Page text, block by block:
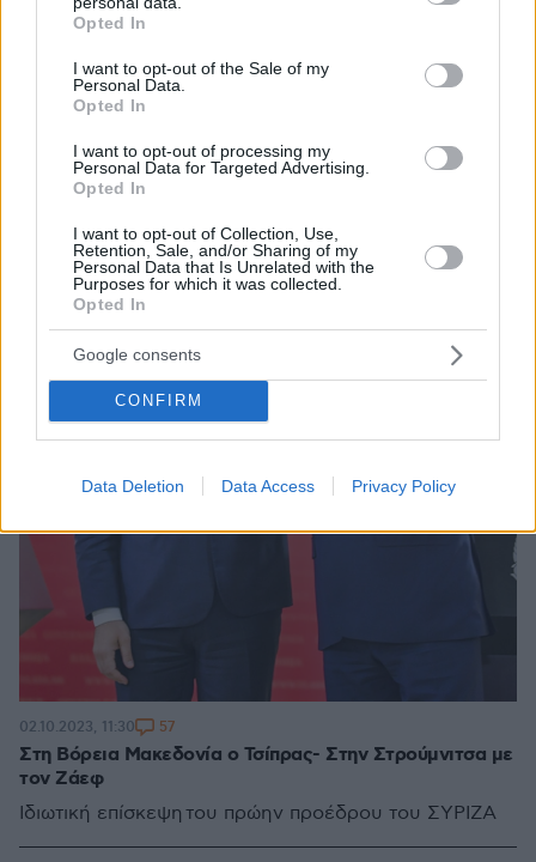
grant or deny consent to Google and its third-party tags to
use your data for below specified purposes in below Google
consent section.
Opted In
I want to opt-out of the Sale of my
Personal Data.
Opted In
I want to opt-out of processing my
Personal Data for Targeted Advertising.
Opted In
I want to opt-out of Collection, Use,
Retention, Sale, and/or Sharing of my
Personal Data that Is Unrelated with the
Purposes for which it was collected.
Opted In
Google consents
CONFIRM
Data Deletion Data Access Privacy Policy
Συναντήθηκε με τον Ζάεφ
Ο πρόεδρος του ΣΥΡΙΖΑ έγινε δεκτός από τον κ.
Ζάεφ στο σπίτι του
02.10.2023, 17:34
Στη Βόρεια Μακεδονία ο Τσίπρας- Στην Στρούμνιτσα με
τον Ζάεφ
Ιδιωτική επίσκεψη του πρώην προέδρου του ΣΥΡΙΖΑ
02.10.2023, 11:30 57